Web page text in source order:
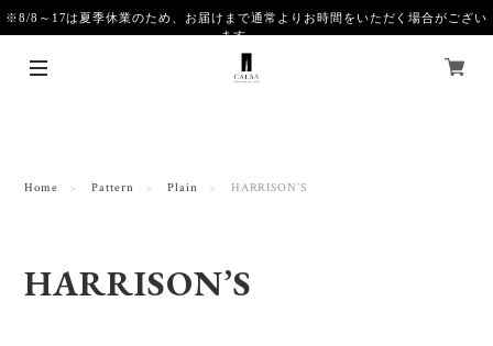
※8/8～17は夏季休業のため、お届けまで通常よりお時間をいただく場合がござい
ます。
Home Pattern Plain HARRISON’S
HARRISON’S